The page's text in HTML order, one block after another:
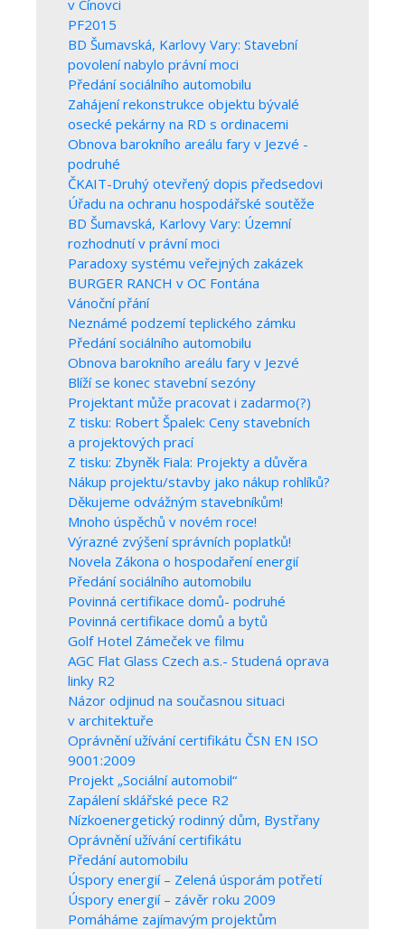
v Cínovci
PF2015
BD Šumavská, Karlovy Vary: Stavební
povolení nabylo právní moci
Předání sociálního automobilu
Zahájení rekonstrukce objektu bývalé
osecké pekárny na RD s ordinacemi
Obnova barokního areálu fary v Jezvé -
podruhé
ČKAIT-Druhý otevřený dopis předsedovi
Úřadu na ochranu hospodářské soutěže
BD Šumavská, Karlovy Vary: Územní
rozhodnutí v právní moci
Paradoxy systému veřejných zakázek
BURGER RANCH v OC Fontána
Vánoční přání
Neznámé podzemí teplického zámku
Předání sociálního automobilu
Obnova barokního areálu fary v Jezvé
Blíží se konec stavební sezóny
Projektant může pracovat i zadarmo(?)
Z tisku: Robert Špalek: Ceny stavebních
a projektových prací
Z tisku: Zbyněk Fiala: Projekty a důvěra
Nákup projektu/stavby jako nákup rohlíků?
Děkujeme odvážným stavebníkům!
Mnoho úspěchů v novém roce!
Výrazné zvýšení správních poplatků!
Novela Zákona o hospodaření energií
Předání sociálního automobilu
Povinná certifikace domů- podruhé
Povinná certifikace domů a bytů
Golf Hotel Zámeček ve filmu
AGC Flat Glass Czech a.s.- Studená oprava
linky R2
Názor odjinud na současnou situaci
v architektuře
Oprávnění užívání certifikátu ČSN EN ISO
9001:2009
Projekt „Sociální automobil“
Zapálení sklářské pece R2
Nízkoenergetický rodinný dům, Bystřany
Oprávnění užívání certifikátu
Předání automobilu
Úspory energií – Zelená úsporám potřetí
Úspory energií – závěr roku 2009
Pomáháme zajímavým projektům